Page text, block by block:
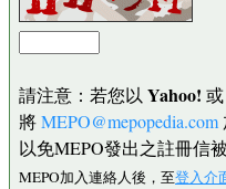
請注意：若您以 Yahoo! 或
將MEPO@mepopedia.com
以免MEPO發出之註冊信
MEPO加入連絡人後，至登入介